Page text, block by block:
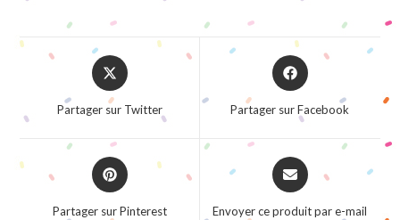
Opens
in
new
window
Partager sur Twitter
Opens
in
Partager sur Facebook
Opens
in
Partager sur Pinterest
Opens
in
Envoyer ce produit par e-mail